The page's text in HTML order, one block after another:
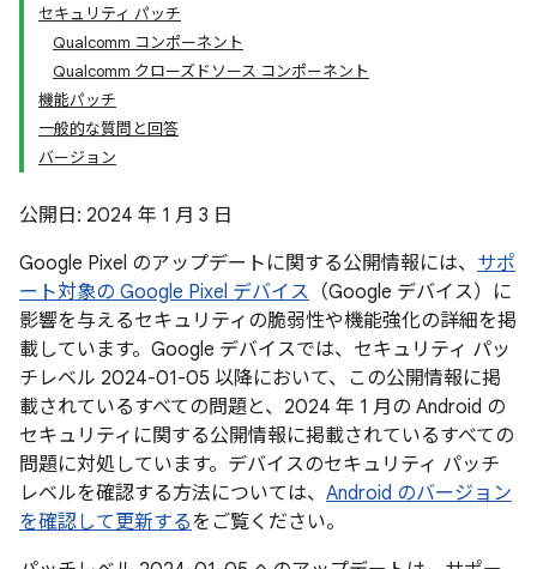
セキュリティ パッチ
Qualcomm コンポーネント
Qualcomm クローズドソース コンポーネント
機能パッチ
一般的な質問と回答
バージョン
公開日: 2024 年 1 月 3 日
Google Pixel のアップデートに関する公開情報には、 サポ
ート対象の Google Pixel デバイス （Google デバイス）に
影響を与えるセキュリティの脆弱性や機能強化の詳細を掲
載しています。Google デバイスでは、セキュリティ パッ
チレベル 2024-01-05 以降において、この公開情報に掲
載されているすべての問題と、2024 年 1 月の Android の
セキュリティに関する公開情報に掲載されているすべての
問題に対処しています。デバイスのセキュリティ パッチ
レベルを確認する方法については、 Android のバージョン
を確認して更新するをご覧ください。